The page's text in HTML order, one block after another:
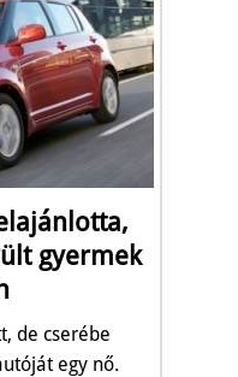
gyermek
de cserébe
egy nő.